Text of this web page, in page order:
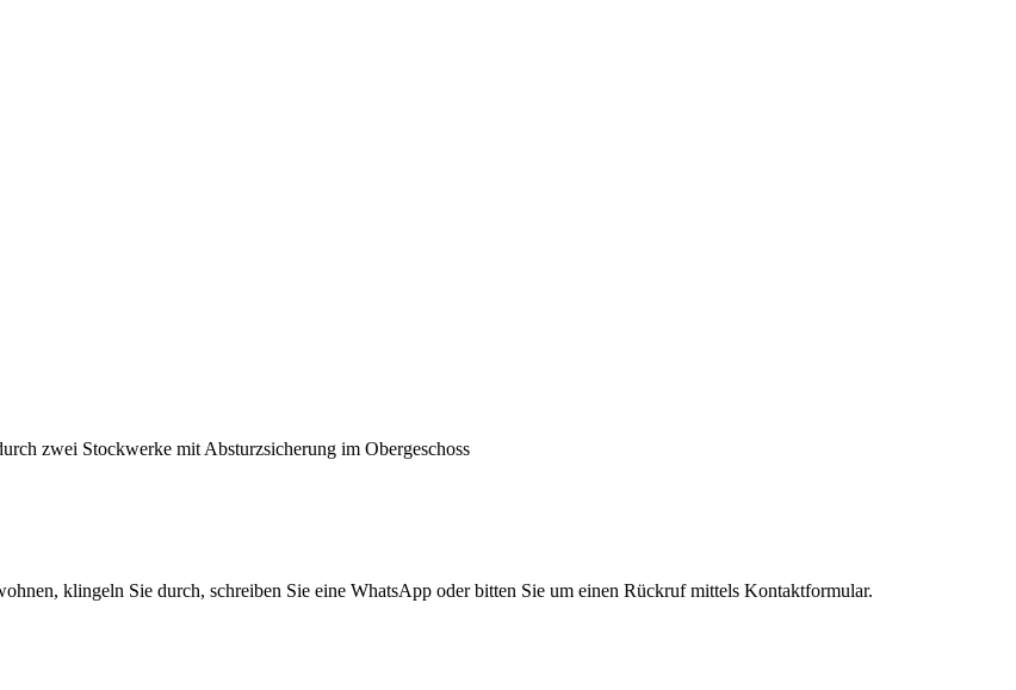
zwei Stockwerke mit Absturzsicherung im Obergeschoss
klingeln Sie durch, schreiben Sie eine WhatsApp oder bitten Sie um einen Rückruf mittels Kontaktformular.